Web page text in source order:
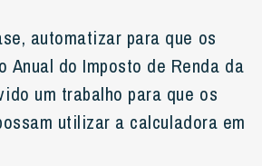
automatizar para que os
Anual do Imposto de Renda da
um trabalho para que os
utilizar a calculadora em